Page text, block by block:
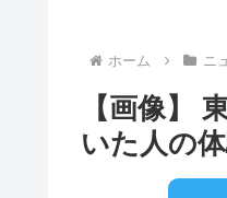
ホーム ニ
【画像】
いた人の